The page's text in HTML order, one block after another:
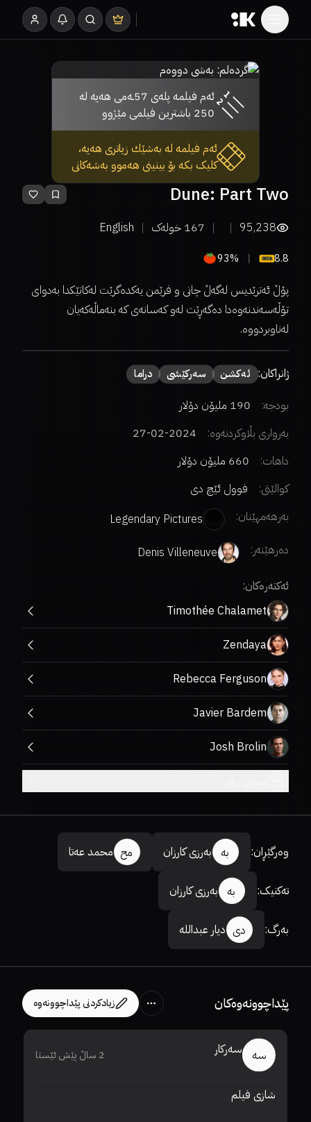
ئەم فیلمە پلەی 57ـەمی هەیە لە
250 باشترین فیلمی مێژوو
ئەم فیلمە لە بەشێك زیاتری هەیە،
کلیک بکە بۆ بینینی هەموو بەشەکانی
Dune: Part Two
95,238
167 خولەک English
8.8
93%
پۆڵ ئەترێدیس لەگەڵ چانی و فرێمن یەکدەگرێت لەکاتێکدا بەدوای
تۆڵەسەندنەوەدا دەگەڕێت لەو کەسانەی کە بنەماڵەکەیان
لەناوبردووە.
ژانراکان: ئەكشن سەركێشی دراما
بودجە:
190 ملیۆن دۆلار
بەرواری بڵاوکردنەوە:
2024-02-27
داهات:
660 ملیۆن دۆلار
کوالێتی:
فوول ئێچ دی
بەرهەمهێنان:
Legendary Pictures
دەرهێنەر:
Denis Villeneuve
ئەکتەرەکان:
Timothée Chalamet
Zendaya
Rebecca Ferguson
Javier Bardem
Josh Brolin
وەرگێڕان: بە بەرزی کارزان مح محمد عەتا
تەکنیک: بە بەرزی کارزان
بەرگ: دی دیار عبداللە
پێداچوونەوەکان زیادکردنی پێداچوونەوە
سە سەرکار 2 ساڵ پێش ئێستا
شازی فیلم